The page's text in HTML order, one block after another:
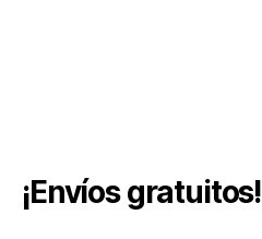
¡Envíos gratuitos!